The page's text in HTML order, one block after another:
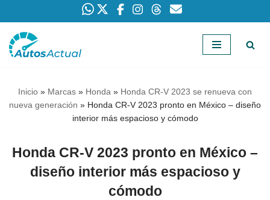
Saltar
Inicio » Marcas » Honda » Honda CR-V 2023 se renueva con
nueva generación » Honda CR-V 2023 pronto en México – diseño
interior más espacioso y cómodo
Honda CR-V 2023 pronto en México –
diseño interior más espacioso y
cómodo